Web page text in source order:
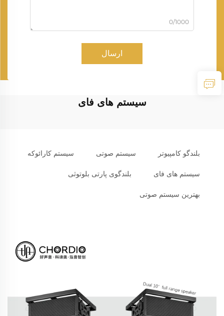
0/1000
ارسال
سیستم های فای
بلندگو کامپیوتر سیستم صوتی سیستم کارائوکه
سیستم های فای بلندگوی پارتی بلوتوثی
بهترین سیستم صوتی